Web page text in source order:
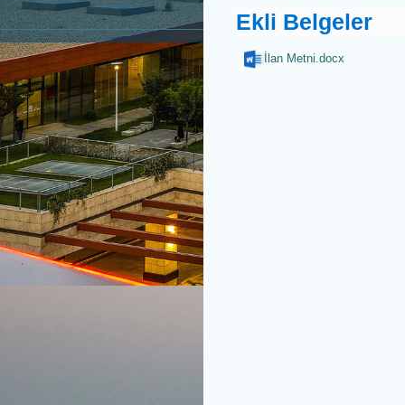
İhale Türü
Ekli Belgeler